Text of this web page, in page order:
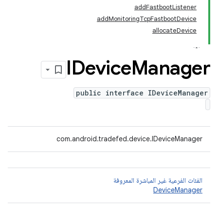
addFastbootListener
addMonitoringTcpFastbootDevice
allocateDevice
IDeviceManager
public interface IDeviceManager
com.android.tradefed.device.IDeviceManager
الفئات الفرعية غير المباشرة المعروفة
DeviceManager